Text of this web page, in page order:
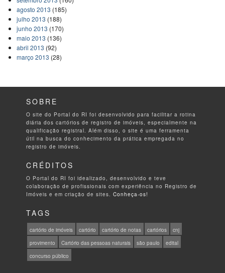
agosto 2013 (185)
julho 2013 (188)
junho 2013 (170)
maio 2013 (136)
abril 2013 (92)
março 2013 (28)
SOBRE
O site do Portal do RI foi desenvolvido para facilitar a rotina
diária dos cartórios de registro de imóveis, especialmente na
qualificação registral. Além disso, o site é uma ferramenta
útil na busca do conhecimento da prática empregada no
registro de imóveis.
CRÉDITOS
O Portal do RI foi idealizado, desenvolvido e teve
colaboração de profissionais com experiência no Registro de
Imóveis e em criação de sites.Conheça-os!
TAGS
cartório de imóveis cartório cartório de notas cartórios
cnj
provimento
Cartório das pessoas naturais são paulo
edital
concurso público